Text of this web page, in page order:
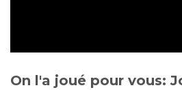
On l'a joué pour vous: